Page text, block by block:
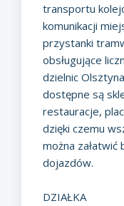
transportu
komunikacji
przystanki
obsługujące
dzielnic
dostępne są
restauracje,
dzięki czemu
można załatwić
dojazdów.
DZIAŁKA